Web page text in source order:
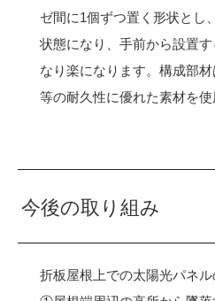
ゼ間に1個ずつ置く形状とし
状態になり、手前から設置
なり楽になります。構成部
等の耐久性に優れた素材を使
今後の取り組み
折板屋根上での太陽光パネル